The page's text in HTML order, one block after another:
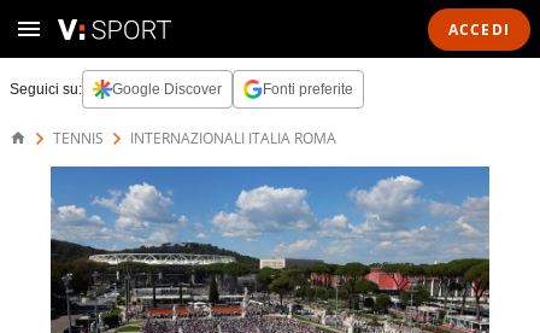
ACCEDI
Seguici su: Google Discover Fonti preferite
TENNIS INTERNAZIONALI ITALIA ROMA